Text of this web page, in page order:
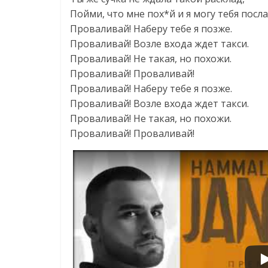
Пойми, что мне пох*й и я могу тебя
Проваливай! Наберу тебе я позже.
Проваливай! Возле входа ждет такси.
Проваливай! Не такая, но похожи.
Проваливай! Проваливай!
Проваливай! Наберу тебе я позже.
Проваливай! Возле входа ждет такси.
Проваливай! Не такая, но похожи.
Проваливай! Проваливай!